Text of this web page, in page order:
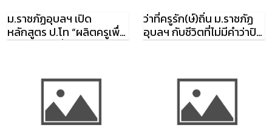
ม.ราชภัฏอุบลฯ เปิด
หลักสูตร ป.โท “ผลิตครูเพื่อ
พัฒนาท้องถิ่น”
ว่าที่ครูรัก(ษ์)ถิ่น ม.ราชภัฏ
อุบลฯ กับชีวิตที่ไม่มีคำว่าปิด
เทอม